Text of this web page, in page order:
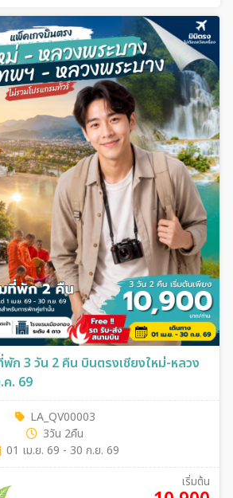
ก 3 วัน 2 คืน บินตรงเชียงใหม่-หลวง
ค. 69
LA_QV00003
3วัน 2คืน
01 เม.ย. 69 - 30 ก.ย. 69
เริ่มต้น